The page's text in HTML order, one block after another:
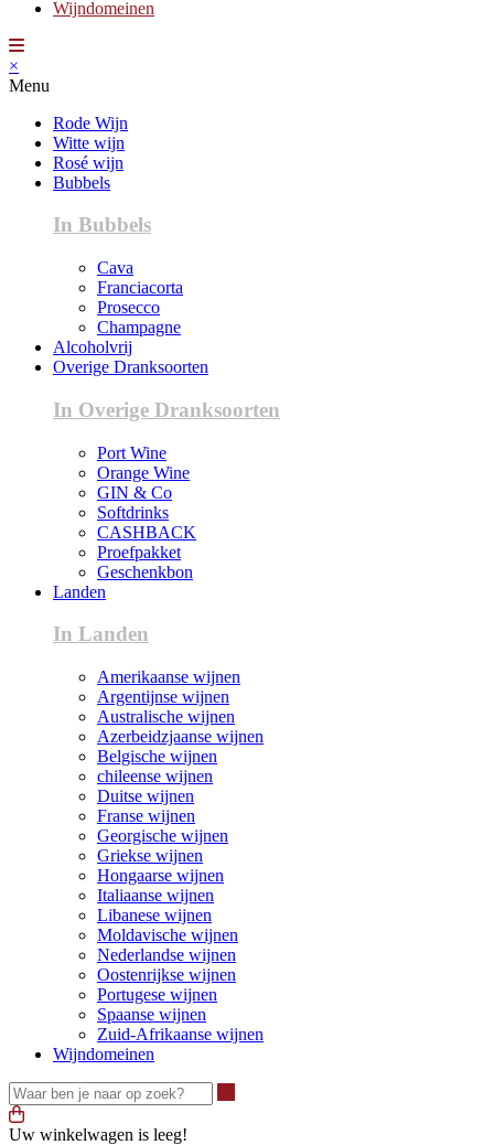
Wijndomeinen
×
Menu
Rode Wijn
Witte wijn
Rosé wijn
Bubbels
In Bubbels
Cava
Franciacorta
Prosecco
Champagne
Alcoholvrij
Overige Dranksoorten
In Overige Dranksoorten
Port Wine
Orange Wine
GIN & Co
Softdrinks
CASHBACK
Proefpakket
Geschenkbon
Landen
In Landen
Amerikaanse wijnen
Argentijnse wijnen
Australische wijnen
Azerbeidzjaanse wijnen
Belgische wijnen
chileense wijnen
Duitse wijnen
Franse wijnen
Georgische wijnen
Griekse wijnen
Hongaarse wijnen
Italiaanse wijnen
Libanese wijnen
Moldavische wijnen
Nederlandse wijnen
Oostenrijkse wijnen
Portugese wijnen
Spaanse wijnen
Zuid-Afrikaanse wijnen
Wijndomeinen
Uw winkelwagen is leeg!